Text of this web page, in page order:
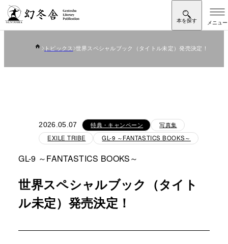
トピックス 世界スペシャルブック（タイトル未定）発売決定！
2026.05.07 特典・キャンペーン
写真集
EXILE TRIBE
GL-9 ～FANTASTICS BOOKS～
GL-9 ～FANTASTICS BOOKS～
世界スペシャルブック（タイト
ル未定）発売決定！